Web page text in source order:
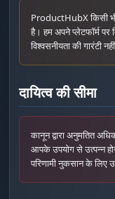
ProductHubX किसी भी
है। हम अपने प्लेटफॉर्म पर
विश्वसनीयता की गारंटी
दायित्व की सीमा
कानून द्वारा अनुमतित
आपके उपयोग से उत्पन्न
परिणामी नुकसान के लिए